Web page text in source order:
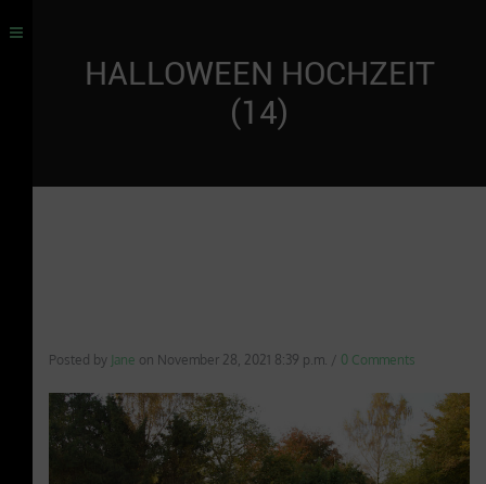
HALLOWEEN HOCHZEIT
(14)
Posted by Jane on November 28, 2021 8:39 p.m. / 0 Comments